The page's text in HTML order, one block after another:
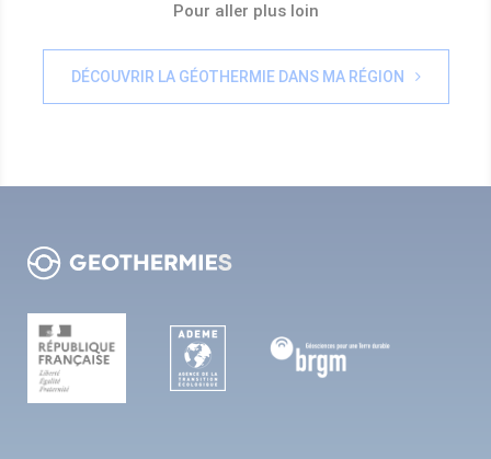
Pour aller plus loin
DÉCOUVRIR LA GÉOTHERMIE DANS MA RÉGION